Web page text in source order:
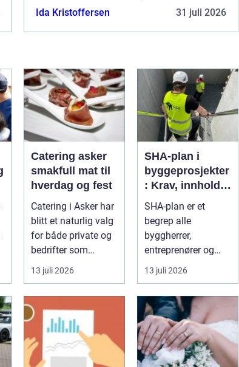
nøkkelelement, når man skal lage den
Ida Kristoffersen 31 juli 2026
Catering asker
smakfull mat til
hverdag og fest
Catering i Asker har
blitt et naturlig valg
for både private og
bedrifter som
ønsker god mat
13 juli 2026
SHA-plan i
byggeprosjekter
: Krav, innhold
og praktisk
nytte
SHA-plan er et
begrep alle
byggherrer,
entreprenører og
prosjekterende må
13 juli 2026